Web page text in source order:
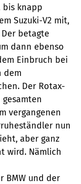
bis knapp
Suzuki-V2 mit,
betagte
dann ebenso
Einbruch bei
dem
Der Rotax-
vergangenen
nun
aber ganz
wird. Nämlich
BMW und der